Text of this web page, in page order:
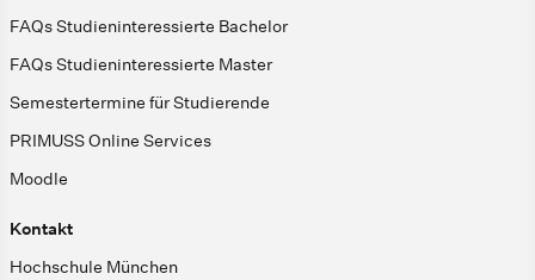
FAQs Studieninteressierte Bachelor
FAQs Studieninteressierte Master
Semestertermine für Studierende
PRIMUSS Online Services
Moodle
Kontakt
Hochschule München